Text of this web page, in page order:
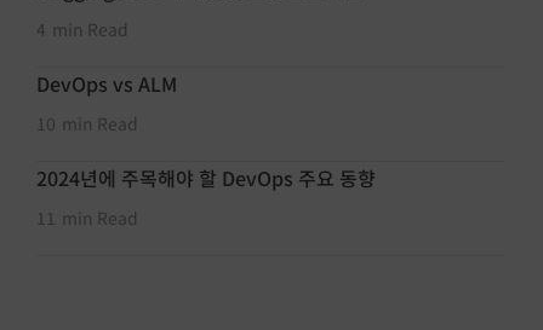
4 min Read
DevOps vs ALM
10 min Read
2024년에 주목해야 할 DevOps 주요 동향
11 min Read